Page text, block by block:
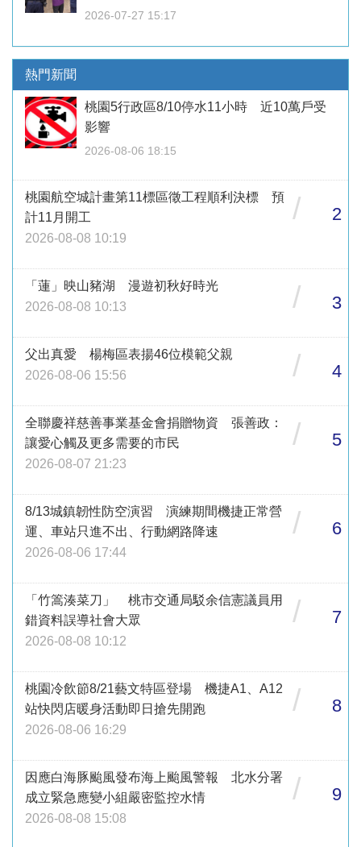
2026-07-27 15:17
熱門新聞
桃園5行政區8/10停水11小時 近10萬戶受
影響
2026-08-06 18:15
桃園航空城計畫第11標區徵工程順利決標 預
計11月開工
2026-08-08 10:19
/ 2
「蓮」映山豬湖 漫遊初秋好時光
2026-08-08 10:13
/ 3
父出真愛 楊梅區表揚46位模範父親
2026-08-06 15:56
/ 4
全聯慶祥慈善事業基金會捐贈物資 張善政：
讓愛心觸及更多需要的市民
2026-08-07 21:23
/ 5
8/13城鎮韌性防空演習 演練期間機捷正常營
運、車站只進不出、行動網路降速
2026-08-06 17:44
/ 6
「竹篙湊菜刀」 桃市交通局駁余信憲議員用
錯資料誤導社會大眾
2026-08-08 10:12
/ 7
桃園冷飲節8/21藝文特區登場 機捷A1、A12
站快閃店暖身活動即日搶先開跑
2026-08-06 16:29
/ 8
因應白海豚颱風發布海上颱風警報 北水分署
成立緊急應變小組嚴密監控水情
2026-08-08 15:08
/ 9